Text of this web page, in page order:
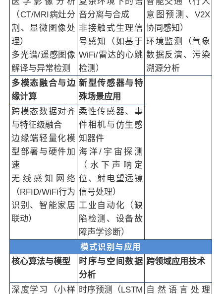
（CT/MRI病灶分
割、显微图像处
理）
多光谱/遥感图像
解译与异常检测
音分离与合成
非接触式生理信
号感知（如基于
WiFi/雷达的心跳
检测）
意图预测、V2X
协同感知）
环境监测（气象
数据反演、污染
溯源分析
多模态融合与边
缘计算
新型传感器与特
殊场景应用
跨模态数据对齐
与特征级融合
边缘端轻量化模
型部署与硬件加
速
无线感知网络
（RFID/WiFi行为
识别、智能家居
联动）
柔性传感器、事
件相机与仿生感
知器件
海洋/宇宙探测
（水下声呐定
位、射电望远镜
信号处理）
工业自动化（缺
陷检测、设备故
障声学诊断）
模式识别与应用
核心算法与模型
时序与空间数据
分析
跨领域应用技术
深度学习（小样 时序预测（LSTM 自然语言处理